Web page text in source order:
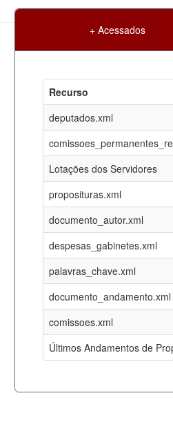
+ Acessados
Recurso
deputados.xml
Lotações dos Servidores
proposituras.xml
documento_autor.xml
despesas_gabinetes.xml
palavras_chave.xml
documento_andamento.xml
comissoes.xml
Últimos Andamentos de